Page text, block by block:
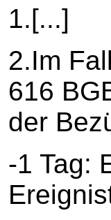
1.[...]
2.Im
616
der
-1 Tag: